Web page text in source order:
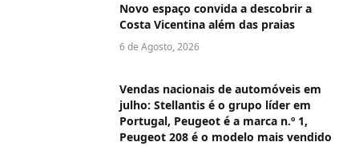
Novo espaço convida a descobrir a
Costa Vicentina além das praias
6 de Agosto, 2026
Vendas nacionais de automóveis em
julho: Stellantis é o grupo líder em
Portugal, Peugeot é a marca n.º 1,
Peugeot 208 é o modelo mais vendido